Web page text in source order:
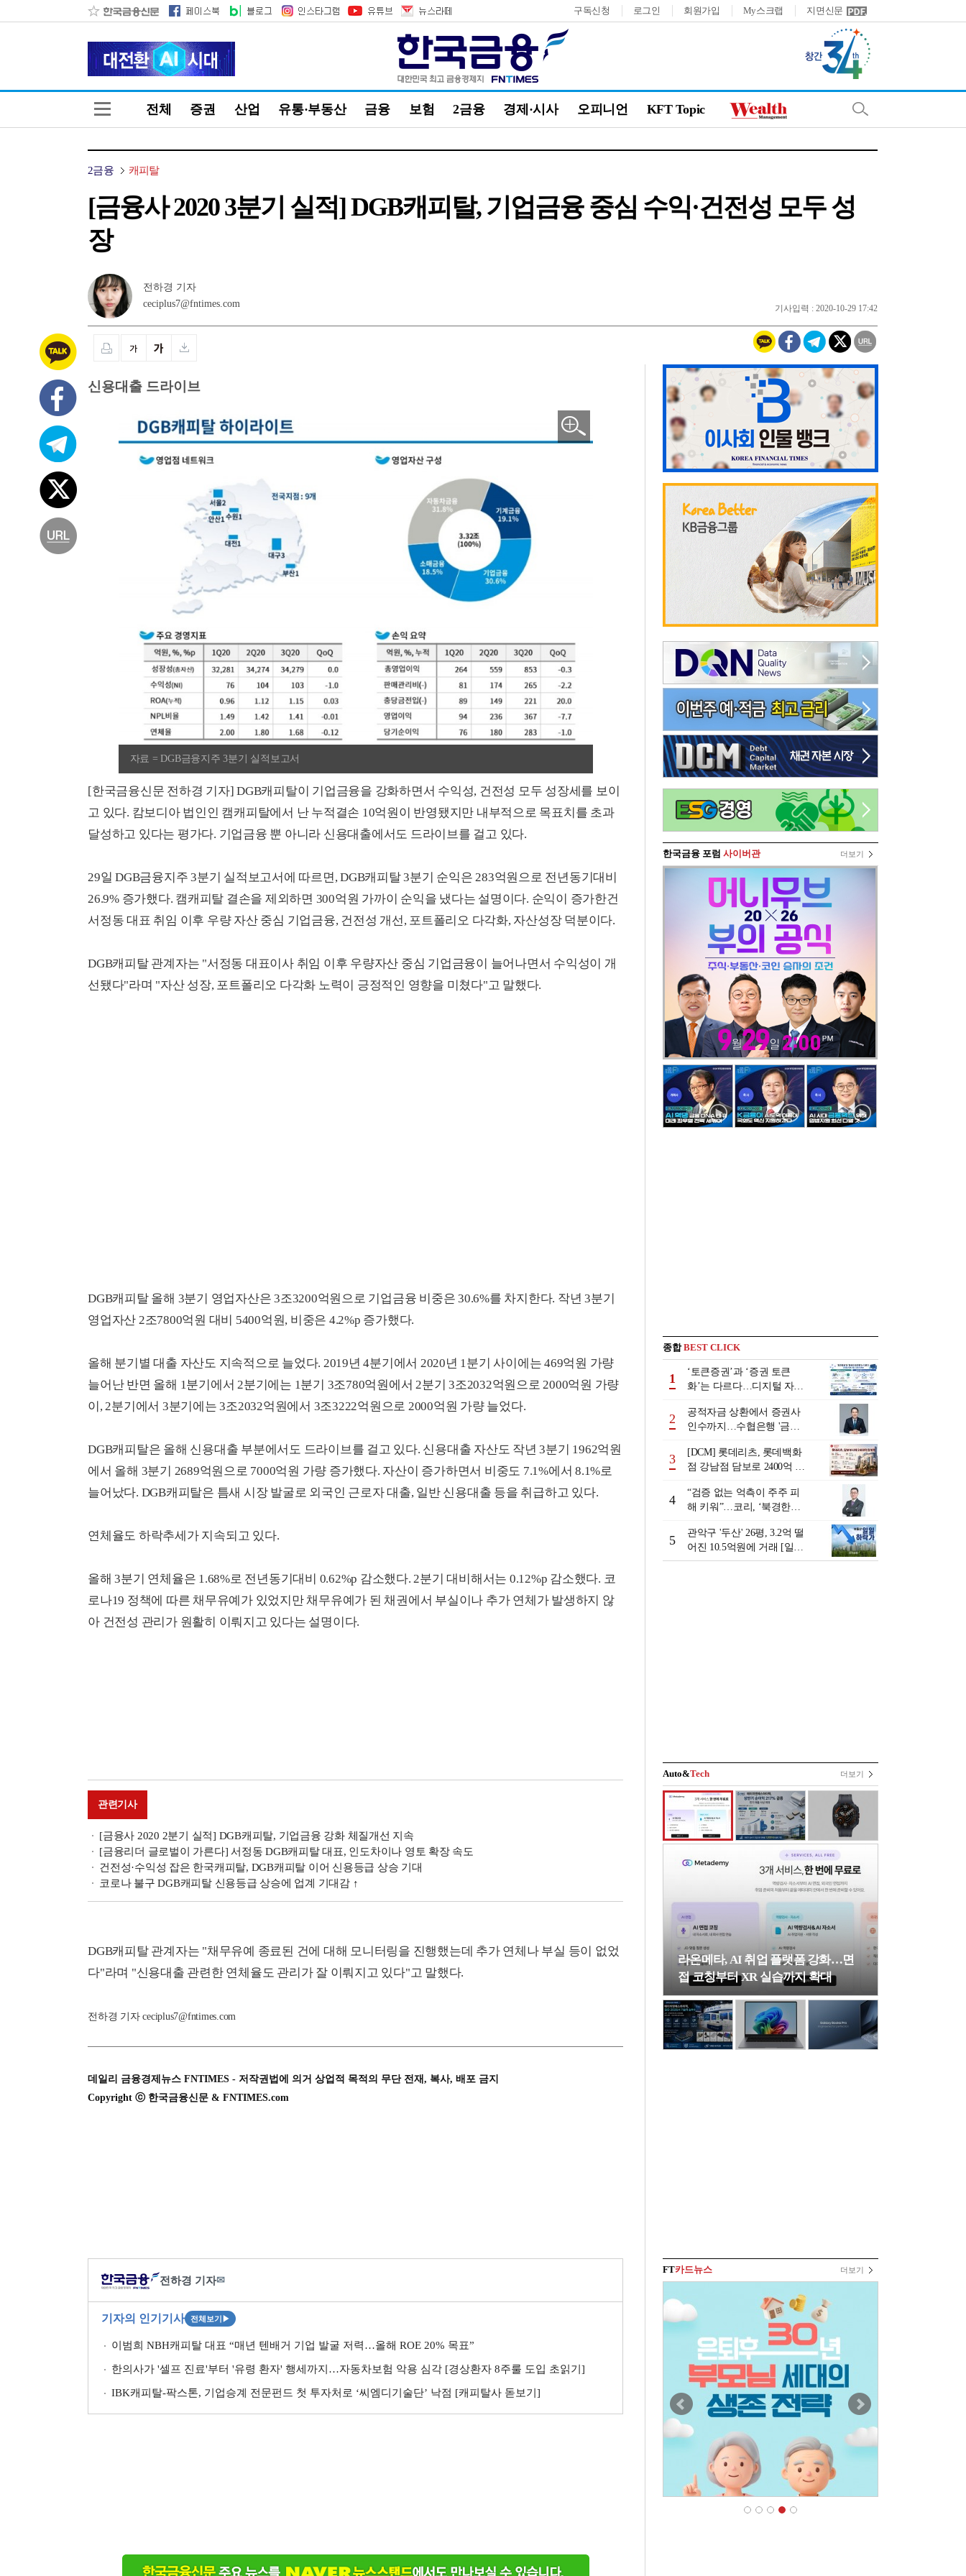
구독신청 로그인 회원가입 My스크랩 지면신문
전체 증권 산업 유통·부동산 금융 보험 2금융 경제·시사 오피니언 KFT Topic
2금융 캐피탈
[금융사 2020 3분기 실적] DGB캐피탈, 기업금융 중심 수익·건전성 모두 성
장
전하경 기자
ceciplus7@fntimes.com
기사입력 : 2020-10-29 17:42
신용대출 드라이브
자료 = DGB금융지주 3분기 실적보고서
[한국금융신문 전하경 기자] DGB캐피탈이 기업금융을 강화하면서 수익성, 건전성 모두 성장세를 보이
고 있다. 캄보디아 법인인 캠캐피탈에서 난 누적결손 10억원이 반영됐지만 내부적으로 목표치를 초과
달성하고 있다는 평가다. 기업금융 뿐 아니라 신용대출에서도 드라이브를 걸고 있다.
29일 DGB금융지주 3분기 실적보고서에 따르면, DGB캐피탈 3분기 순익은 283억원으로 전년동기대비
26.9% 증가했다. 캠캐피탈 결손을 제외하면 300억원 가까이 순익을 냈다는 설명이다. 순익이 증가한건
서정동 대표 취임 이후 우량 자산 중심 기업금융, 건전성 개선, 포트폴리오 다각화, 자산성장 덕분이다.
DGB캐피탈 관계자는 "서정동 대표이사 취임 이후 우량자산 중심 기업금융이 늘어나면서 수익성이 개
선됐다"라며 "자산 성장, 포트폴리오 다각화 노력이 긍정적인 영향을 미쳤다"고 말했다.
DGB캐피탈 올해 3분기 영업자산은 3조3200억원으로 기업금융 비중은 30.6%를 차지한다. 작년 3분기
영업자산 2조7800억원 대비 5400억원, 비중은 4.2%p 증가했다.
올해 분기별 대출 자산도 지속적으로 늘었다. 2019년 4분기에서 2020년 1분기 사이에는 469억원 가량
늘어난 반면 올해 1분기에서 2분기에는 1분기 3조780억원에서 2분기 3조2032억원으로 2000억원 가량
이, 2분기에서 3분기에는 3조2032억원에서 3조3222억원으로 2000억원 가량 늘었다.
DGB캐피탈은 올해 신용대출 부분에서도 드라이브를 걸고 있다. 신용대출 자산도 작년 3분기 1962억원
에서 올해 3분기 2689억원으로 7000억원 가량 증가했다. 자산이 증가하면서 비중도 7.1%에서 8.1%로
늘어났다. DGB캐피탈은 틈새 시장 발굴로 외국인 근로자 대출, 일반 신용대출 등을 취급하고 있다.
연체율도 하락추세가 지속되고 있다.
올해 3분기 연체율은 1.68%로 전년동기대비 0.62%p 감소했다. 2분기 대비해서는 0.12%p 감소했다. 코
로나19 정책에 따른 채무유예가 있었지만 채무유예가 된 채권에서 부실이나 추가 연체가 발생하지 않
아 건전성 관리가 원활히 이뤄지고 있다는 설명이다.
관련기사
[금융사 2020 2분기 실적] DGB캐피탈, 기업금융 강화 체질개선 지속
[금융리더 글로벌이 가른다] 서정동 DGB캐피탈 대표, 인도차이나 영토 확장 속도
건전성·수익성 잡은 한국캐피탈, DGB캐피탈 이어 신용등급 상승 기대
코로나 불구 DGB캐피탈 신용등급 상승에 업계 기대감 ↑
DGB캐피탈 관계자는 "채무유예 종료된 건에 대해 모니터링을 진행했는데 추가 연체나 부실 등이 없었
다"라며 "신용대출 관련한 연체율도 관리가 잘 이뤄지고 있다"고 말했다.
전하경 기자 ceciplus7@fntimes.com
데일리 금융경제뉴스 FNTIMES - 저작권법에 의거 상업적 목적의 무단 전재, 복사, 배포 금지
Copyright ⓒ 한국금융신문 & FNTIMES.com
전하경 기자✉
기자의 인기기사 전체보기 ▶
이범희 NBH캐피탈 대표 “매년 텐배거 기업 발굴 저력…올해 ROE 20% 목표”
한의사가 '셀프 진료'부터 '유령 환자' 행세까지…자동차보험 악용 심각 [경상환자 8주룰 도입 초읽기]
IBK캐피탈-팍스톤, 기업승계 전문펀드 첫 투자처로 ‘씨엠디기술단’ 낙점 [캐피탈사 돋보기]
한국금융 포럼 사이버관 더보기
종합BEST CLICK
1
‘토큰증권’과 ‘증권 토큰
화’는 다르다…디지털 자본
2
공적자금 상환에서 증권사
인수까지…수협은행 '금융
행 금융그룹의 꿈①]
3
[DCM] 롯데리츠, 롯데백화
점 강남점 담보로 2400억 조
4
“검증 없는 억측이 주주 피
해 키워”…코리, ‘북경한미
5
관악구 '두산' 26평, 3.2억 떨
어진 10.5억원에 거래 [일일
하락가]
Auto&Tech 더보기
라온메타, AI 취업 플랫폼 강화…면
접 코칭부터 XR 실습까지 확대
FT카드뉴스 더보기